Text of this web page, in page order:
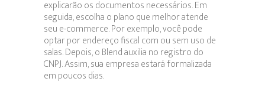
explicarão os documentos necessários. Em
seguida, escolha o plano que melhor atende
seu e-commerce. Por exemplo, você pode
optar por endereço fiscal com ou sem uso de
salas. Depois, o Blend auxilia no registro do
CNPJ. Assim, sua empresa estará formalizada
em poucos dias.